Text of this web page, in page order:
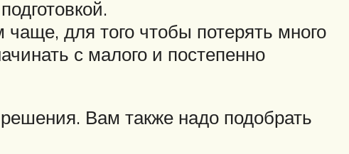
для того чтобы потерять много
с малого и постепенно
Вам также надо подобрать